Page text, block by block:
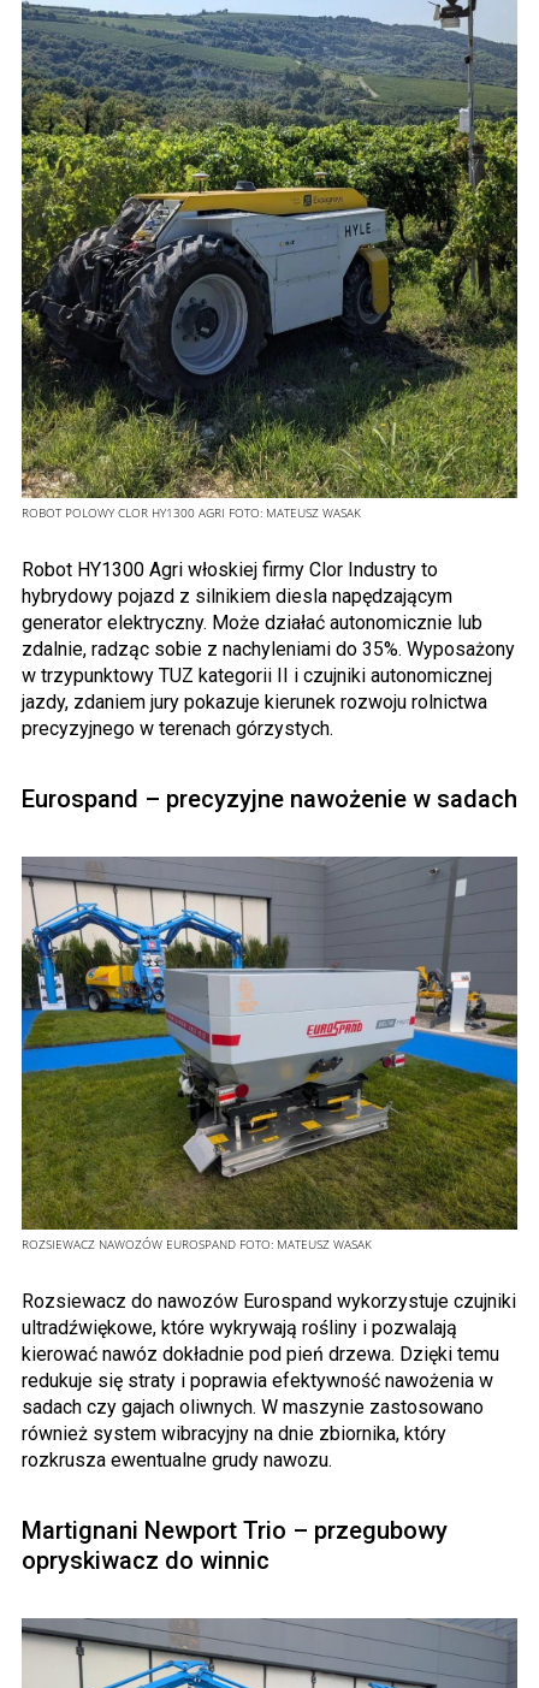
ROBOT POLOWY CLOR HY1300 AGRI FOTO: MATEUSZ WASAK
Robot HY1300 Agri włoskiej firmy Clor Industry to
hybrydowy pojazd z silnikiem diesla napędzającym
generator elektryczny. Może działać autonomicznie lub
zdalnie, radząc sobie z nachyleniami do 35%. Wyposażony
w trzypunktowy TUZ kategorii II i czujniki autonomicznej
jazdy, zdaniem jury pokazuje kierunek rozwoju rolnictwa
precyzyjnego w terenach górzystych.
Eurospand – precyzyjne nawożenie w sadach
ROZSIEWACZ NAWOZÓW EUROSPAND FOTO: MATEUSZ WASAK
Rozsiewacz do nawozów Eurospand wykorzystuje czujniki
ultradźwiękowe, które wykrywają rośliny i pozwalają
kierować nawóz dokładnie pod pień drzewa. Dzięki temu
redukuje się straty i poprawia efektywność nawożenia w
sadach czy gajach oliwnych. W maszynie zastosowano
również system wibracyjny na dnie zbiornika, który
rozkrusza ewentualne grudy nawozu.
Martignani Newport Trio – przegubowy
opryskiwacz do winnic